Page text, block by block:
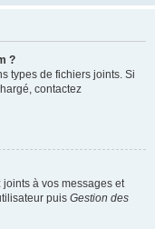
?
types de fichiers joints. Si
contactez
à vos messages et
puis Gestion des